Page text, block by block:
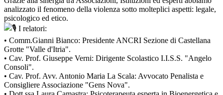
analizzato il fenomeno della violenza sotto molteplici aspetti: legale,
psicologico ed etico.
I relatori:
• Comm.Gianni Bianco: Presidente ANCRI Sezione di Castellana
Grotte "Valle d'Itria".
• Cav. Prof. Giuseppe Verni: Dirigente Scolastico I.I.S.S. "Angelo
Consoli".
• Cav. Prof. Avv. Antonio Maria La Scala: Avvocato Penalista e
Consigliere Associazione "Gens Nova".